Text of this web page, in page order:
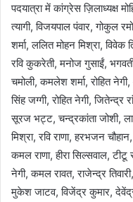
पदयात्रा में कांग्रेस ज़िलाध्यक्ष
त्यागी, विजयपाल पंवार, गोकुल
शर्मा, ललित मोहन मिश्रा, विवेक
रवि कुकरेती, मनोज गुसाईं,
चमोली, कमलेश शर्मा, रोहित
सिंह जग्गी, रोहित नेगी, जितेन्द्र
सूरज भट्ट, चन्द्रकांता जोशी,
मिश्रा, रवि राणा, हरभजन
कमल राणा, हीरा सिल्सवाल, टीटू
नेगी, कमल रावत, राजेन्द्र
मुकेश जाटव, विजेंद्र कुमार,